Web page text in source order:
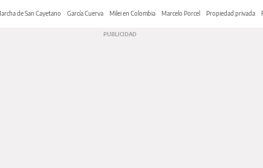
de San Cayetano García Cuerva Milei en Colombia Marcelo Porcel Propiedad privada